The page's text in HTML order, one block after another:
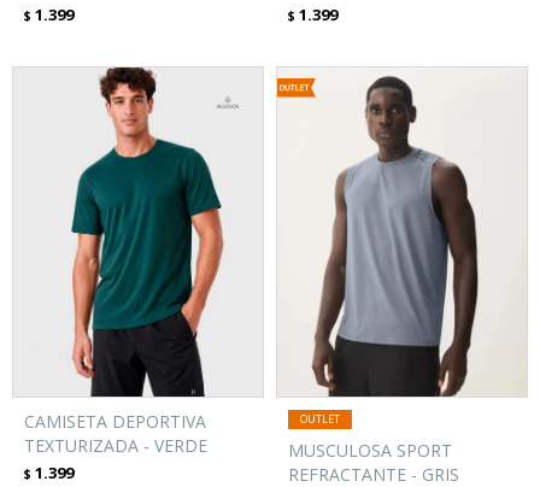
$ 1.399 $ 1.399
CAMISETA DEPORTIVA
TEXTURIZADA - VERDE
$ 1.399
MUSCULOSA SPORT
REFRACTANTE - GRIS